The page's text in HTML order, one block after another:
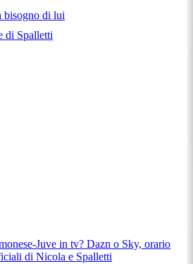
bisogno di lui
di Spalletti
Juve in tv? Dazn o Sky, orario
di Nicola e Spalletti